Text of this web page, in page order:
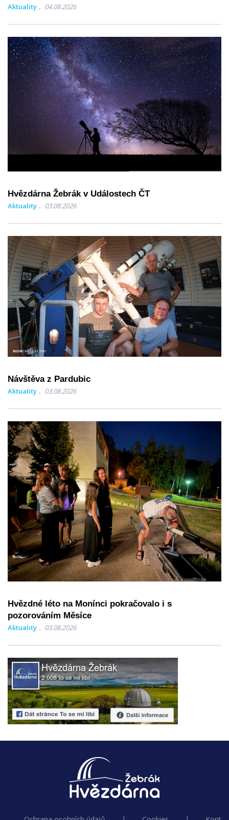
Aktuality 04.08.2026
Hvězdárna Žebrák v Událostech ČT
Aktuality 03.08.2026
Návštěva z Pardubic
Aktuality 03.08.2026
Hvězdné léto na Monínci pokračovalo i s
pozorováním Měsíce
Aktuality 03.08.2026